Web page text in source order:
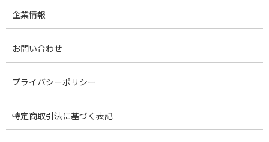
企業情報
お問い合わせ
プライバシーポリシー
特定商取引法に基づく表記